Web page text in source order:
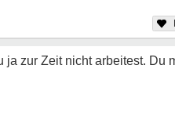
zur Zeit nicht arbeitest. Du